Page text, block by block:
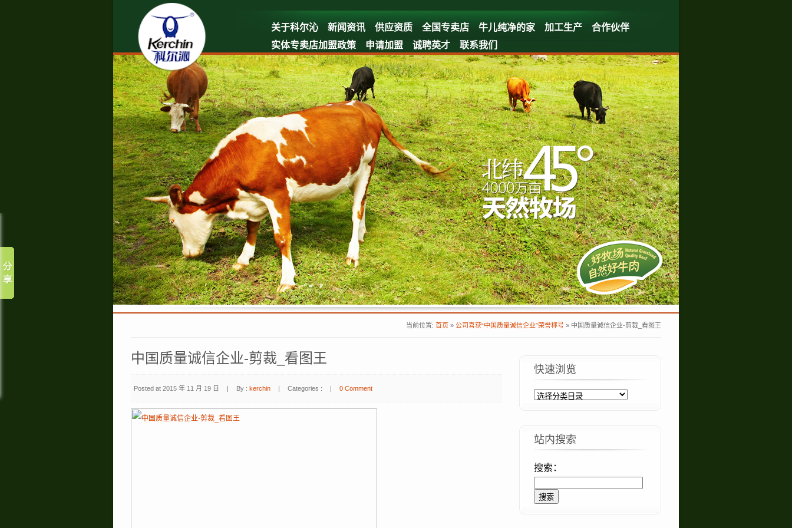
关于科尔沁 新闻资讯 供应资质 全国专卖店 牛儿纯净的家 加工生产
合作伙伴
实体专卖店加盟政策
申请加盟 诚聘英才 联系我们
当前位置: 首页 » 公司喜获“中国质量诚信企业”荣誉称号 » 中国质量诚信企业-剪裁_看图王
中国质量诚信企业-剪裁_看图王
Posted at 2015 年 11 月 19 日 | By : kerchin | Categories : | 0 Comment
快速浏览
站内搜索
搜索：